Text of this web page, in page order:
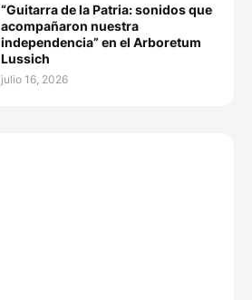
“Guitarra de la Patria: sonidos que
acompañaron nuestra
independencia” en el Arboretum
Lussich
julio 16, 2026